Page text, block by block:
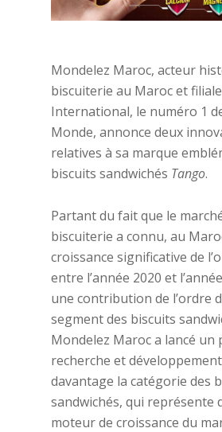
Mondelez Maroc, acteur
biscuiterie au Maroc et
International, le numéro 1
Monde, annonce deux
relatives à sa marque
biscuits sandwichés Tango.
Partant du fait que le
biscuiterie a connu, au
croissance significative de
entre l’année 2020 et
une contribution de l’ordre
segment des biscuits
Mondelez Maroc a lancé un
recherche et
davantage la catégorie des
sandwichés, qui représente
moteur de croissance du